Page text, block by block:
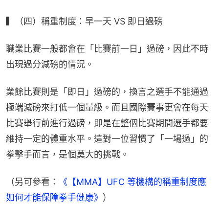
▍（四）稱重制度：早一天 VS 即日過磅
職業比賽一般都會在「比賽前一日」過磅，因此不時
出現過分減磅的情況。
業餘比賽則是「即日」過磅的，換言之選手不能通過
極端減磅來打低一個量級。而且國際賽事更會在每天
比賽舉行前進行過磅，即是在整個比賽期間選手都要
維持一定的體重水平。這對一位習慣了「一場過」的
拳擊手而言，是個莫大的挑戰。
（另可參看：
《【MMA】UFC 等機構的稱重制度應
如何才能保障拳手健康》 ）